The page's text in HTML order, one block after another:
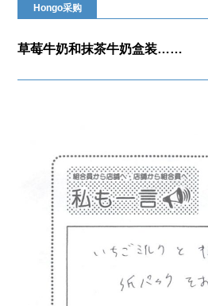
Hongo采购
草莓牛奶和抹茶牛奶盒装……